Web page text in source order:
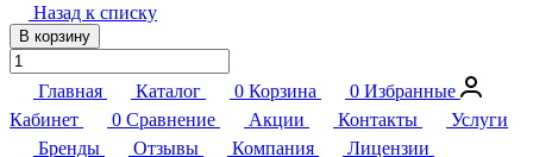
Назад к списку
В корзину
Главная Каталог 0 Корзина 0 Избранные
Кабинет
0 Сравнение Акции Контакты
Услуги
Бренды
Отзывы Компания
Лицензии